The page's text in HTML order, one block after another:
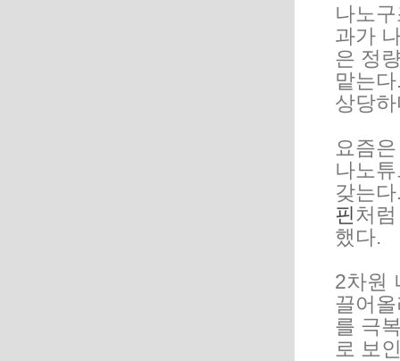
나노
과가
은 정
맡는
상당
요즘
나노
갖는
핀처
했다.
2차원
끌어
를 극
로 보